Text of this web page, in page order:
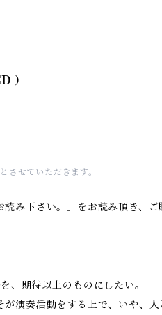
）
させていただきます。
み下さい。」をお読み頂き、ご
、期待以上のものにしたい。
演奏活動をする上で、いや、人